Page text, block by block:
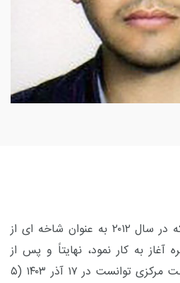
که در سال ۲۰۱۲ به عنوان شاخه ای از
آغاز به کار نمود، نهایتاً و پس از
منازعات طولانی مدت با دولت مرکزی توانست در ۱۷ آذر ۱۴۰۳ (۵